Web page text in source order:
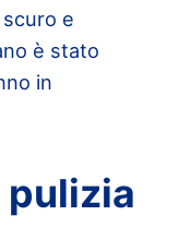
e
è stato
in
pulizia